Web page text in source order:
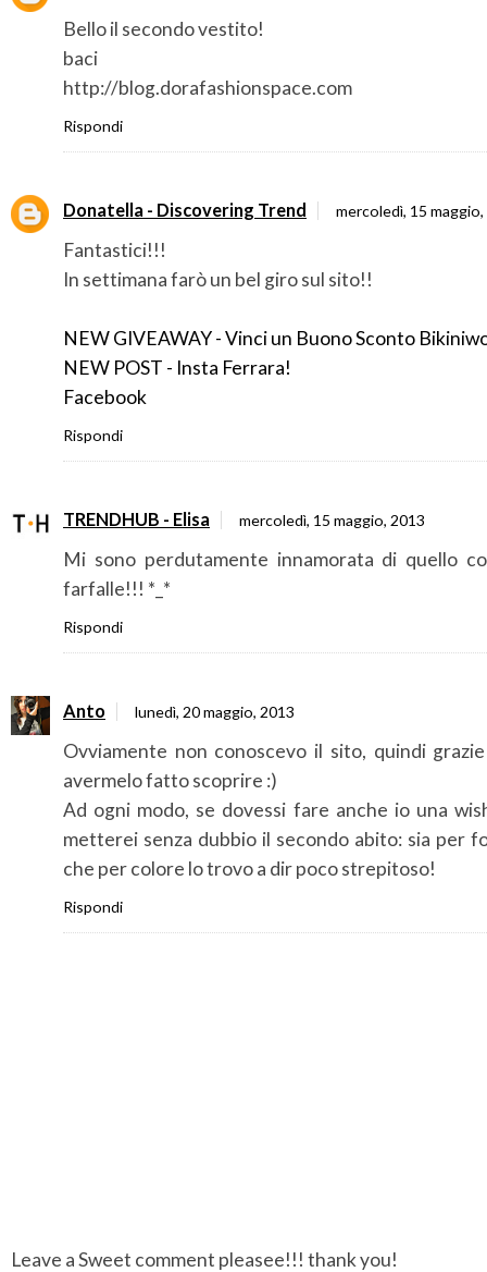
Bello il secondo vestito!
baci
http://blog.dorafashionspace.com
Rispondi
Donatella - Discovering Trend mercoledì, 15
Fantastici!!!
In settimana farò un bel giro sul sito!!
NEW GIVEAWAY - Vinci un Buono Sconto
NEW POST - Insta Ferrara!
Facebook
Rispondi
TRENDHUB - Elisa mercoledì, 15 maggio, 2013
Mi sono perdutamente innamorata di quello
farfalle!!! *_*
Rispondi
Anto lunedì, 20 maggio, 2013
Ovviamente non conoscevo il sito, quindi
avermelo fatto scoprire :)
Ad ogni modo, se dovessi fare anche io una
metterei senza dubbio il secondo abito: sia per
che per colore lo trovo a dir poco strepitoso!
Rispondi
Leave a Sweet comment pleasee!!! thank you!